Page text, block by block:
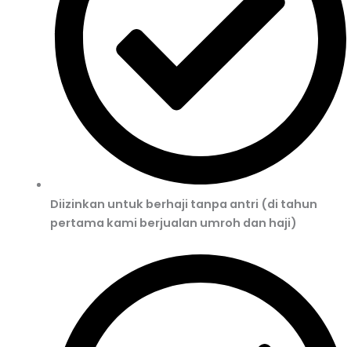
Diizinkan untuk berhaji tanpa antri (di tahun
pertama kami berjualan umroh dan haji)